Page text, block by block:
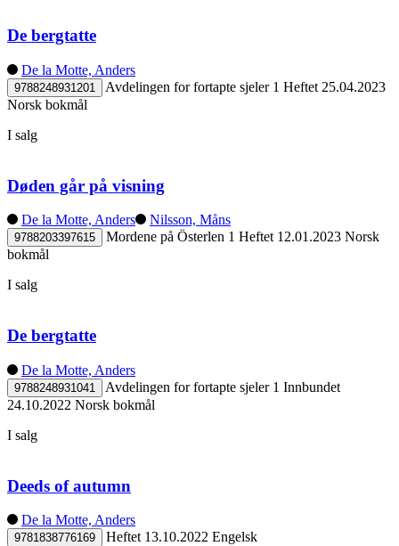
De bergtatte
De la Motte, Anders
9788248931201 Avdelingen for fortapte sjeler 1 Heftet 25.04.2023
Norsk bokmål
I salg
Døden går på visning
De la Motte, Anders Nilsson, Måns
9788203397615 Mordene på Österlen 1 Heftet 12.01.2023 Norsk
bokmål
I salg
De bergtatte
De la Motte, Anders
9788248931041 Avdelingen for fortapte sjeler 1 Innbundet
24.10.2022 Norsk bokmål
I salg
Deeds of autumn
De la Motte, Anders
9781838776169 Heftet 13.10.2022 Engelsk